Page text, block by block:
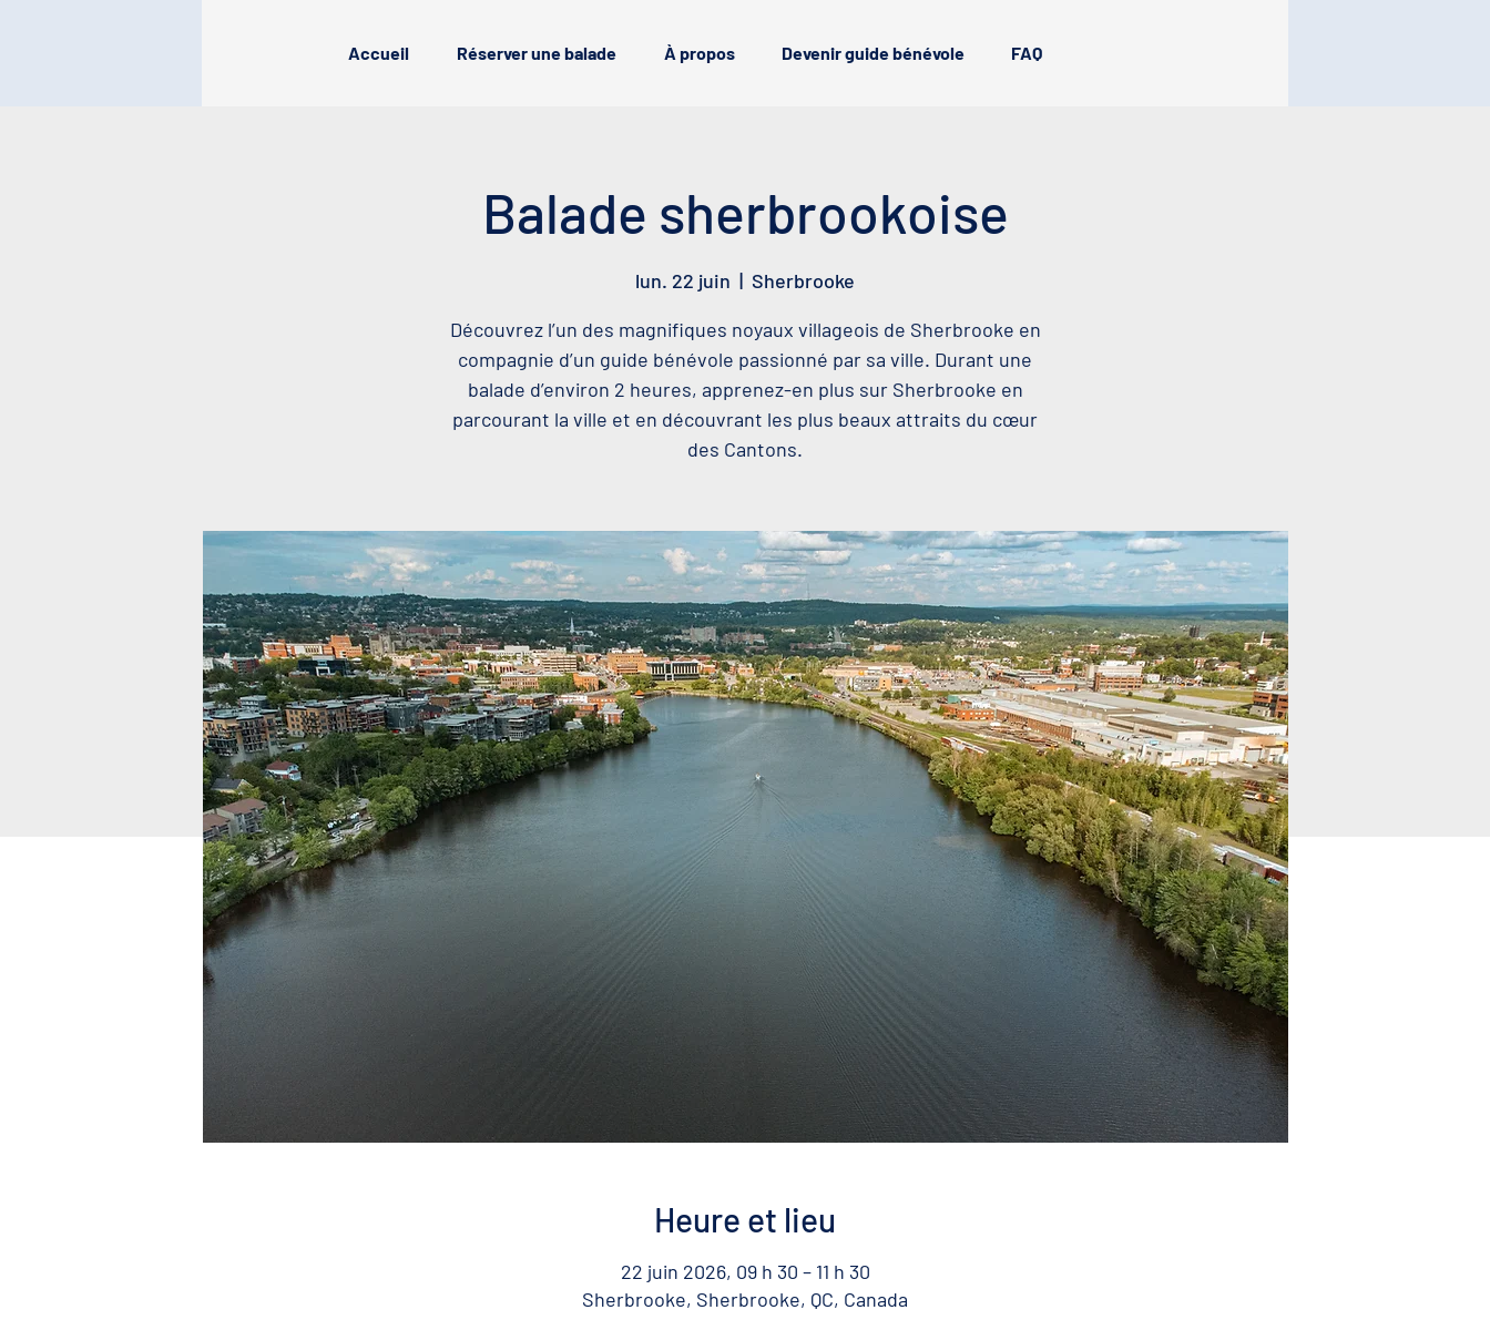
Accueil Réserver une balade À propos Devenir guide bénévole FAQ
Balade sherbrookoise
lun. 22 juin
  |
Sherbrooke
Découvrez l’un des magnifiques noyaux villageois de Sherbrooke en
compagnie d’un guide bénévole passionné par sa ville. Durant une
balade d’environ 2 heures, apprenez-en plus sur Sherbrooke en
parcourant la ville et en découvrant les plus beaux attraits du cœur
des Cantons.
Heure et lieu
22 juin 2026, 09 h 30 – 11 h 30
Sherbrooke, Sherbrooke, QC, Canada